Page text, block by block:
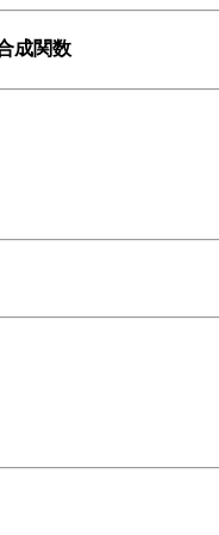
成関数